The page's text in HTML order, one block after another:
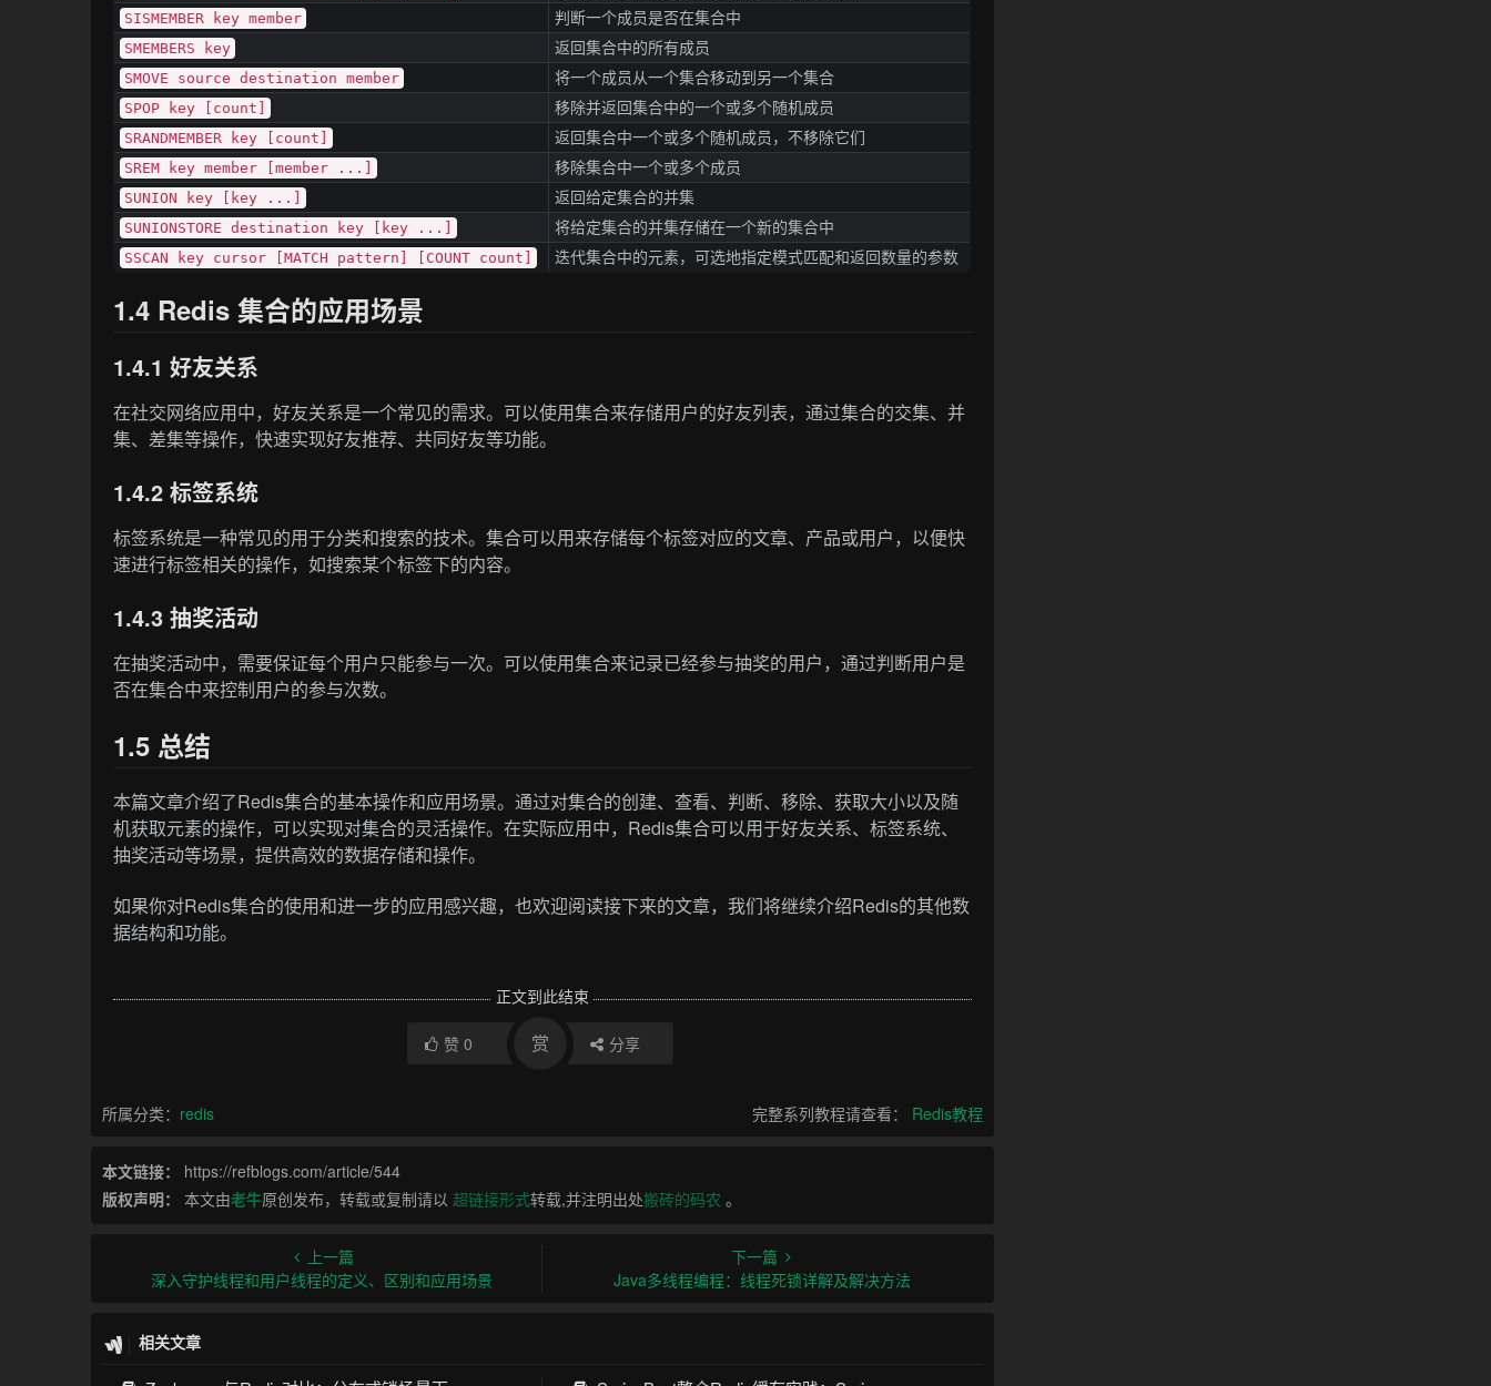
SISMEMBER key member 判断一个成员是否在集合中
SMEMBERS key 返回集合中的所有成员
SMOVE source destination member 将一个成员从一个集合移动到另一个集合
SPOP key [count] 移除并返回集合中的一个或多个随机成员
SRANDMEMBER key [count] 返回集合中一个或多个随机成员，不移除它们
SREM key member [member ...] 移除集合中一个或多个成员
SUNION key [key ...] 返回给定集合的并集
SUNIONSTORE destination key [key ...] 将给定集合的并集存储在一个新的集合中
SSCAN key cursor [MATCH pattern] [COUNT count] 迭代集合中的元素，可选地指定模式匹配和返回数量的参数
1.4 Redis 集合的应用场景
1.4.1 好友关系
在社交网络应用中，好友关系是一个常见的需求。可以使用集合来存储用户的好友列表，通过集合的交集、并
集、差集等操作，快速实现好友推荐、共同好友等功能。
1.4.2 标签系统
标签系统是一种常见的用于分类和搜索的技术。集合可以用来存储每个标签对应的文章、产品或用户，以便快
速进行标签相关的操作，如搜索某个标签下的内容。
1.4.3 抽奖活动
在抽奖活动中，需要保证每个用户只能参与一次。可以使用集合来记录已经参与抽奖的用户，通过判断用户是
否在集合中来控制用户的参与次数。
1.5 总结
本篇文章介绍了Redis集合的基本操作和应用场景。通过对集合的创建、查看、判断、移除、获取大小以及随
机获取元素的操作，可以实现对集合的灵活操作。在实际应用中，Redis集合可以用于好友关系、标签系统、
抽奖活动等场景，提供高效的数据存储和操作。
如果你对Redis集合的使用和进一步的应用感兴趣，也欢迎阅读接下来的文章，我们将继续介绍Redis的其他数
据结构和功能。
正文到此结束
赞0 赏 分享
所属分类： redis 完整系列教程请查看： Redis教程
本文链接：
https://refblogs.com/article/544
版权声明：
本文由老牛原创发布，转载或复制请以超链接形式转载,并注明出处搬砖的码农 。
上一篇
深入守护线程和用户线程的定义、区别和应用场景
下一篇
Java多线程编程：线程死锁详解及解决方法
相关文章